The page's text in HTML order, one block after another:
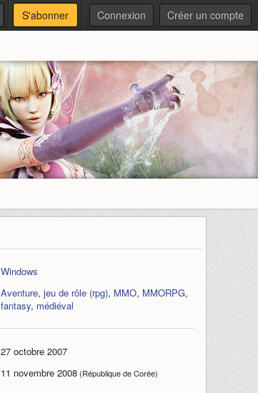
S'abonner Connexion Créer un compte
Windows
Aventure, jeu de rôle (rpg), MMO, MMORPG,
fantasy, médiéval
27 octobre 2007
11 novembre 2008(République de Corée)